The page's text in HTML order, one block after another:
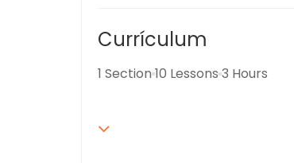
Currículum
1 Section 10 Lessons 3 Hours